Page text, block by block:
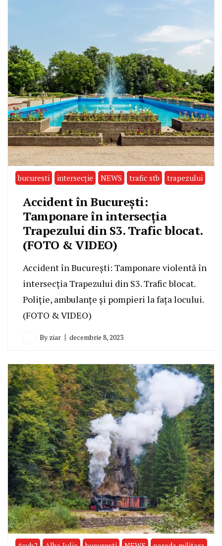
bucuresti intersecție NEWS trafic stb trapezului
Accident în București:
Tamponare în intersecția
Trapezului din S3. Trafic blocat.
(FOTO & VIDEO)
Accident în București: Tamponare violentă în
intersecția Trapezului din S3. Trafic blocat.
Poliție, ambulanțe și pompieri la fața locului.
(FOTO & VIDEO)
By ziar decembrie 8, 2023